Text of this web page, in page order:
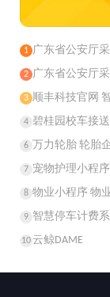
1 广东省公安厅
2 广东省公安厅
3 顺丰科技官网
4 碧桂园校车接
6 万力轮胎 轮胎
7 宠物护理小程
8 物业小程序 物
9 智慧停车计费
10 云鲸DAME